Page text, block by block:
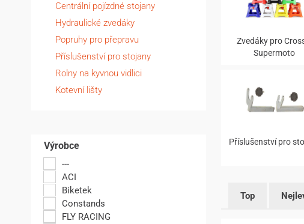
Centrální pojízdné stojany
Hydraulické zvedáky
Popruhy pro přepravu
Příslušenství pro stojany
Rolny na kyvnou vidlici
Kotevní lišty
Výrobce
---
ACI
Biketek
Constands
FLY RACING
Zvedáky pro
Supermoto
Příslušenství pro
Top